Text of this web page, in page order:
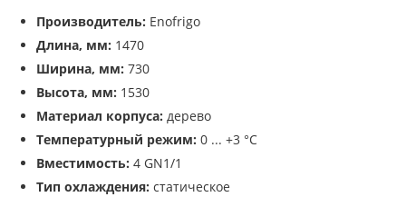
Производитель: Enofrigo
Длина, мм: 1470
Ширина, мм: 730
Высота, мм: 1530
Материал корпуса: дерево
Температурный режим: 0 ... +3 °C
Вместимость: 4 GN1/1
Тип охлаждения: статическое